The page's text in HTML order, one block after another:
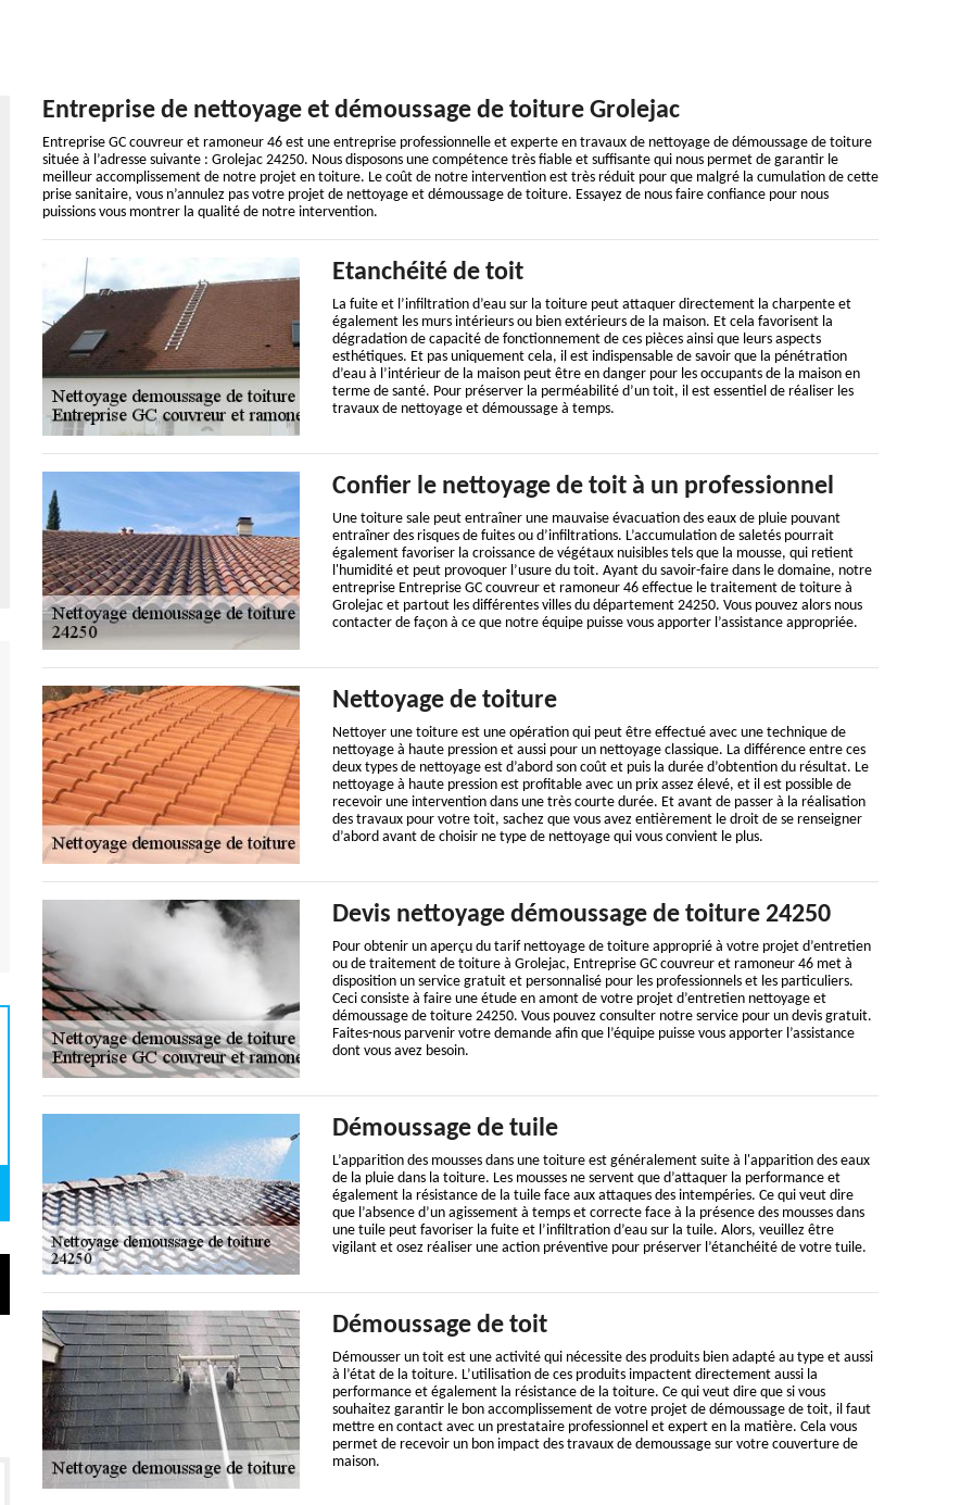
Entreprise de nettoyage et démoussage de toiture Grolejac
Entreprise GC couvreur et ramoneur 46 est une entreprise professionnelle et experte en travaux de nettoyage de démoussage de toiture
située à l’adresse suivante : Grolejac 24250. Nous disposons une compétence très fiable et suffisante qui nous permet de garantir le
meilleur accomplissement de notre projet en toiture. Le coût de notre intervention est très réduit pour que malgré la cumulation de cette
prise sanitaire, vous n’annulez pas votre projet de nettoyage et démoussage de toiture. Essayez de nous faire confiance pour nous
puissions vous montrer la qualité de notre intervention.
Etanchéité de toit
La fuite et l’infiltration d’eau sur la toiture peut attaquer directement la charpente et
également les murs intérieurs ou bien extérieurs de la maison. Et cela favorisent la
dégradation de capacité de fonctionnement de ces pièces ainsi que leurs aspects
esthétiques. Et pas uniquement cela, il est indispensable de savoir que la pénétration
d’eau à l’intérieur de la maison peut être en danger pour les occupants de la maison en
terme de santé. Pour préserver la perméabilité d’un toit, il est essentiel de réaliser les
travaux de nettoyage et démoussage à temps.
Confier le nettoyage de toit à un professionnel
Une toiture sale peut entraîner une mauvaise évacuation des eaux de pluie pouvant
entraîner des risques de fuites ou d’infiltrations. L’accumulation de saletés pourrait
également favoriser la croissance de végétaux nuisibles tels que la mousse, qui retient
l'humidité et peut provoquer l’usure du toit. Ayant du savoir-faire dans le domaine, notre
entreprise Entreprise GC couvreur et ramoneur 46 effectue le traitement de toiture à
Grolejac et partout les différentes villes du département 24250. Vous pouvez alors nous
contacter de façon à ce que notre équipe puisse vous apporter l’assistance appropriée.
Nettoyage de toiture
Nettoyer une toiture est une opération qui peut être effectué avec une technique de
nettoyage à haute pression et aussi pour un nettoyage classique. La différence entre ces
deux types de nettoyage est d’abord son coût et puis la durée d’obtention du résultat. Le
nettoyage à haute pression est profitable avec un prix assez élevé, et il est possible de
recevoir une intervention dans une très courte durée. Et avant de passer à la réalisation
des travaux pour votre toit, sachez que vous avez entièrement le droit de se renseigner
d’abord avant de choisir ne type de nettoyage qui vous convient le plus.
Devis nettoyage démoussage de toiture 24250
Pour obtenir un aperçu du tarif nettoyage de toiture approprié à votre projet d’entretien
ou de traitement de toiture à Grolejac, Entreprise GC couvreur et ramoneur 46 met à
disposition un service gratuit et personnalisé pour les professionnels et les particuliers.
Ceci consiste à faire une étude en amont de votre projet d’entretien nettoyage et
démoussage de toiture 24250. Vous pouvez consulter notre service pour un devis gratuit.
Faites-nous parvenir votre demande afin que l’équipe puisse vous apporter l’assistance
dont vous avez besoin.
Démoussage de tuile
L’apparition des mousses dans une toiture est généralement suite à l'apparition des eaux
de la pluie dans la toiture. Les mousses ne servent que d’attaquer la performance et
également la résistance de la tuile face aux attaques des intempéries. Ce qui veut dire
que l’absence d’un agissement à temps et correcte face à la présence des mousses dans
une tuile peut favoriser la fuite et l’infiltration d’eau sur la tuile. Alors, veuillez être
vigilant et osez réaliser une action préventive pour préserver l’étanchéité de votre tuile.
Démoussage de toit
Démousser un toit est une activité qui nécessite des produits bien adapté au type et aussi
à l’état de la toiture. L’utilisation de ces produits impactent directement aussi la
performance et également la résistance de la toiture. Ce qui veut dire que si vous
souhaitez garantir le bon accomplissement de votre projet de démoussage de toit, il faut
mettre en contact avec un prestataire professionnel et expert en la matière. Cela vous
permet de recevoir un bon impact des travaux de demoussage sur votre couverture de
maison.